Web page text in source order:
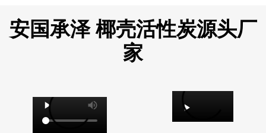
安国承泽 椰壳活性炭源头厂
家